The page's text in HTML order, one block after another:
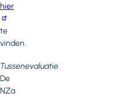
hier
te
vinden.
Tussenevaluatie
De
NZa